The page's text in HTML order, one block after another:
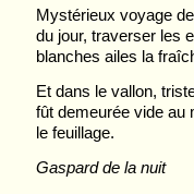
Mystérieux voyage
du jour, traverser les
blanches ailes la
Et dans le vallon,
fût demeurée vide au
le feuillage.
Gaspard de la nuit